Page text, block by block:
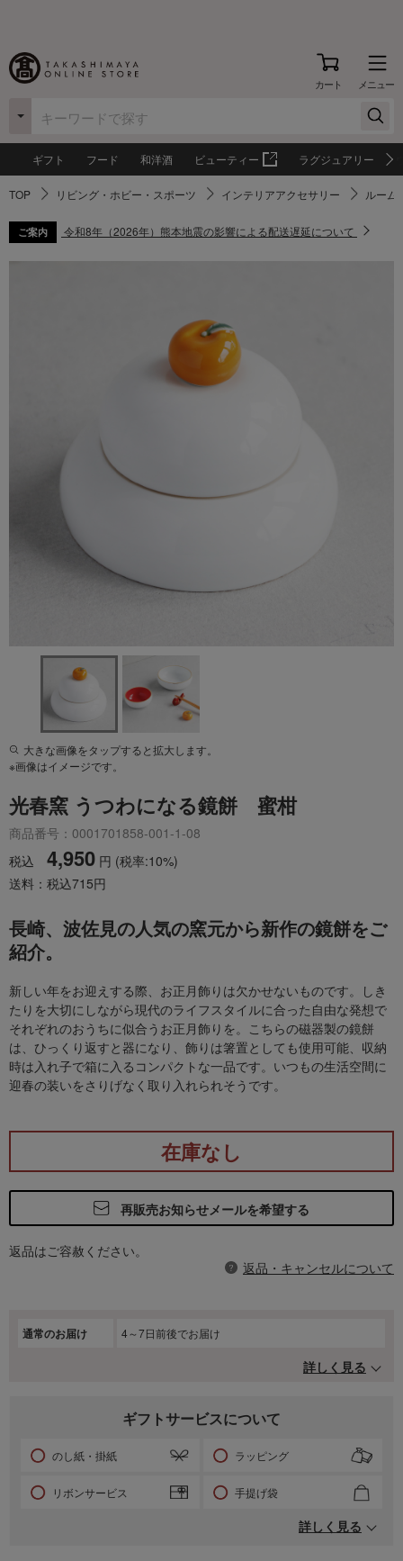
カート メニュー
ギフト フード 和洋酒 ビューティー ラグジュアリー
TOP リビング・ホビー・スポーツ インテリアアクセサリー ルーム
ご案内 令和8年（2026年）熊本地震の影響による配送遅延について
大きな画像をタップすると拡大します。
※画像はイメージです。
光春窯 うつわになる鏡餅 蜜柑
商品番号：0001701858-001-1-08
税込
4,950 円 (税率:10%)
送料：税込715円
長崎、波佐見の人気の窯元から新作の鏡餅をご
紹介。
新しい年をお迎えする際、お正月飾りは欠かせないものです。しき
たりを大切にしながら現代のライフスタイルに合った自由な発想で
それぞれのおうちに似合うお正月飾りを。こちらの磁器製の鏡餅
は、ひっくり返すと器になり、飾りは箸置としても使用可能、収納
時は入れ子で箱に入るコンパクトな一品です。いつもの生活空間に
迎春の装いをさりげなく取り入れられそうです。
在庫なし
再販売お知らせメールを希望する
返品はご容赦ください。
返品・キャンセルについて
通常のお届け 4～7日前後でお届け
詳しく見る
ギフトサービスについて
のし紙・掛紙 ラッピング
リボンサービス 手提げ袋
詳しく見る